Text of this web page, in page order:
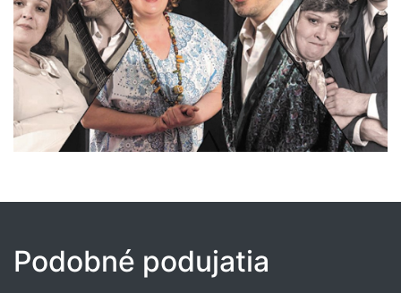
Podobné podujatia